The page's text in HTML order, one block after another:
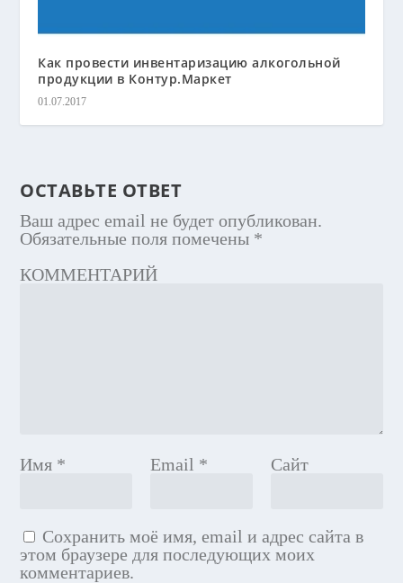
Как провести инвентаризацию алкогольной
продукции в Контур.Маркет
01.07.2017
ОСТАВЬТЕ ОТВЕТ
Ваш адрес email не будет опубликован.
Обязательные поля помечены *
КОММЕНТАРИЙ
Имя * Email * Сайт
Сохранить моё имя, email и адрес сайта в
этом браузере для последующих моих
комментариев.